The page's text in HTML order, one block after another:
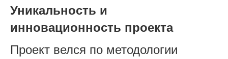
Уникальность и
инновационность проекта
Проект велся по методологии